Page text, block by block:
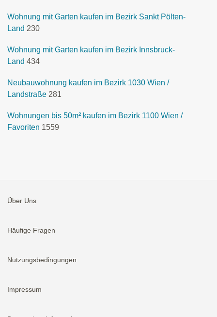
Wohnung mit Garten kaufen im Bezirk Sankt Pölten-
Land 230
Wohnung mit Garten kaufen im Bezirk Innsbruck-
Land 434
Neubauwohnung kaufen im Bezirk 1030 Wien /
Landstraße 281
Wohnungen bis 50m² kaufen im Bezirk 1100 Wien /
Favoriten 1559
Über Uns
Häufige Fragen
Nutzungsbedingungen
Impressum